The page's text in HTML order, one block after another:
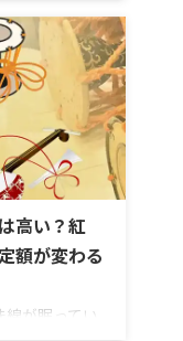
部分に傷みが
態では売れな
なる方は少な
作られること
の使用や保管
欠け・中継
あります。
保管されて
影響を受けて
、割れやヒ
買取できな
は、銘、製
高い？紅
額が変わる
が眠ってい